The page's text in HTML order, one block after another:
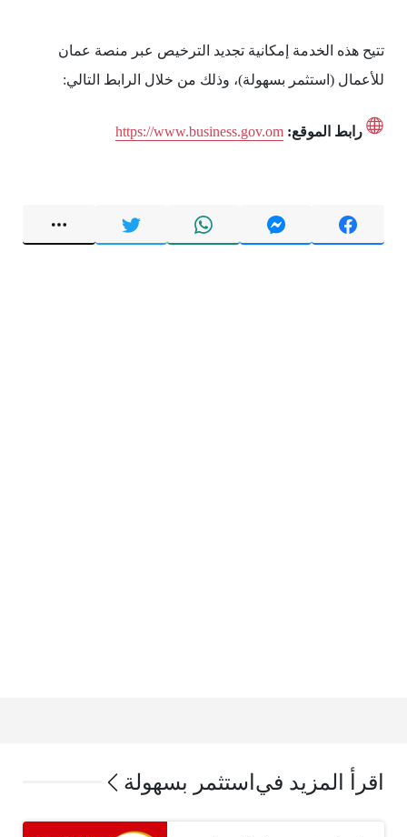
تتيح هذه الخدمة إمكانية تجديد الترخيص عبر منصة عمان
للأعمال (استثمر بسهولة)، وذلك من خلال الرابط التالي:
رابط الموقع: https://www.business.gov.om
اقرأ المزيد في استثمر بسهولة